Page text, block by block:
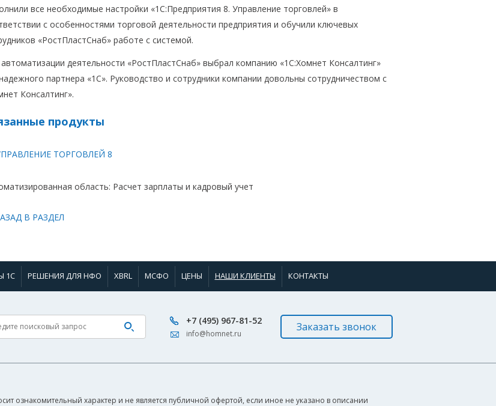
все необходимые настройки «1С:Предприятия 8. Управление торговлей» в
с особенностями торговой деятельности предприятия и обучили ключевых
«РостПластСнаб» работе с системой.
деятельности «РостПластСнаб» выбрал компанию «1С:Хомнет Консалтинг»
партнера «1С». Руководство и сотрудники компании довольны сотрудничеством с
Консалтинг».
продукты
ТОРГОВЛЕЙ 8
область: Расчет зарплаты и кадровый учет
В РАЗДЕЛ
1С РЕШЕНИЯ ДЛЯ НФО XBRL МСФО ЦЕНЫ НАШИ КЛИЕНТЫ КОНТАКТЫ
+7 (495) 967-81-52
info@homnet.ru
Заказать звонок
ознакомительный характер и не является публичной офертой, если иное не указано в описании